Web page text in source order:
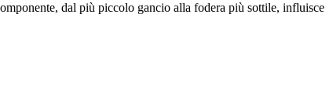
dal più piccolo gancio alla fodera più sottile, influisce